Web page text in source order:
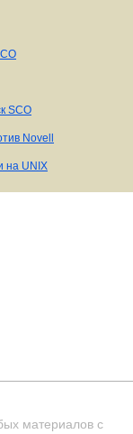
SCO
Novell
на UNIX
материалов с